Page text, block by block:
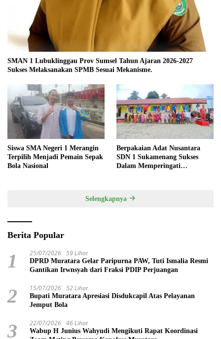
SMAN 1 Lubuklinggau Prov Sumsel Tahun Ajaran 2026-2027
Sukses Melaksanakan SPMB Sesuai Mekanisme.
Siswa SMA Negeri 1 Merangin
Terpilih Menjadi Pemain Sepak
Bola Nasional
Berpakaian Adat Nusantara
SDN 1 Sukamenang Sukses
Dalam Memperingati
Selengkapnya
Berita Popular
1 25/07/2026 59 Lihat
DPRD Muratara Gelar Paripurna PAW, Tuti Ismalia Resmi
Gantikan Irwnsyah dari Fraksi PDIP Perjuangan
2 15/07/2026 52 Lihat
Bupati Muratara Apresiasi Disdukcapil Atas Pelayanan
Jemput Bola
3 22/07/2026 46 Lihat
Wabup H Junius Wahyudi Mengikuti Rapat Koordinasi